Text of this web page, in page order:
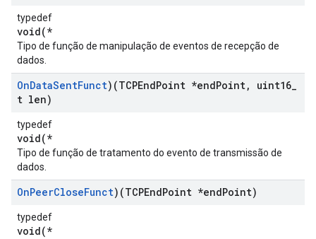
typedef
void(*
Tipo de função de manipulação de eventos de recepção de
dados.
OnDataSentFunct)(TCPEndPoint *endPoint, uint16
t len)
typedef
void(*
Tipo de função de tratamento do evento de transmissão de
dados.
OnPeerCloseFunct)(TCPEndPoint *endPoint)
typedef
void(*